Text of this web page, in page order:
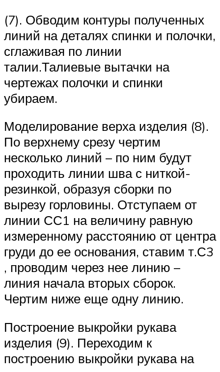
(7). Обводим контуры полученных
линий на деталях спинки и полочки,
сглаживая по линии
талии.Талиевые вытачки на
чертежах полочки и спинки
убираем.
Моделирование верха изделия (8).
По верхнему срезу чертим
несколько линий – по ним будут
проходить линии шва с ниткой-
резинкой, образуя сборки по
вырезу горловины. Отступаем от
линии СС1 на величину равную
измеренному расстоянию от центра
груди до ее основания, ставим т.С3
, проводим через нее линию –
линия начала вторых сборок.
Чертим ниже еще одну линию.
Построение выкройки рукава
изделия (9). Переходим к
построению выкройки рукава на